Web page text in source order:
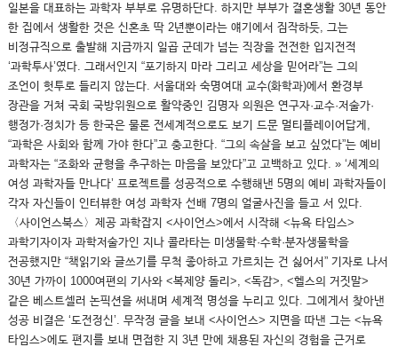
일본을 대표하는 과학자 부부로 유명하단다. 하지만 부부가 결혼생활 30년 동안
한 집에서 생활한 것은 신혼초 딱 2년뿐이라는 얘기에서 짐작하듯, 그는
비정규직으로 출발해 지금까지 일곱 군데가 넘는 직장을 전전한 입지전적
‘과학투사’였다. 그래서인지 “포기하지 마라 그리고 세상을 믿어라”는 그의
조언이 헛투로 들리지 않는다. 서울대와 숙명여대 교수(화학과)에서 환경부
장관을 거쳐 국회 국방위원으로 활약중인 김명자 의원은 연구자·교수·저술가·
행정가·정치가 등 한국은 물론 전세계적으로도 보기 드문 멀티플레이어답게,
“과학은 사회와 함께 가야 한다”고 충고한다. “그의 속살을 보고 싶었다”는 예비
과학자는 “조화와 균형을 추구하는 마음을 보았다”고 고백하고 있다. » ‘세계의
여성 과학자들 만나다’ 프로젝트를 성공적으로 수행해낸 5명의 예비 과학자들이
각자 자신들이 인터뷰한 여성 과학자 선배 7명의 얼굴사진을 들고 서 있다.
〈사이언스북스〉제공 과학잡지 <사이언스>에서 시작해 <뉴욕 타임스>
과학기자이자 과학저술가인 지나 콜라타는 미생물학·수학·분자생물학을
전공했지만 “책읽기와 글쓰기를 무척 좋아하고 가르치는 건 싫어서” 기자로 나서
30년 가까이 1000여편의 기사와 <복제양 돌리>, <독감>, <헬스의 거짓말>
같은 베스트셀러 논픽션을 써내며 세계적 명성을 누리고 있다. 그에게서 찾아낸
성공 비결은 ‘도전정신’. 무작정 글을 보내 <사이언스> 지면을 따낸 그는 <뉴욕
타임스>에도 편지를 보내 면접한 지 3년 만에 채용된 자신의 경험을 근거로